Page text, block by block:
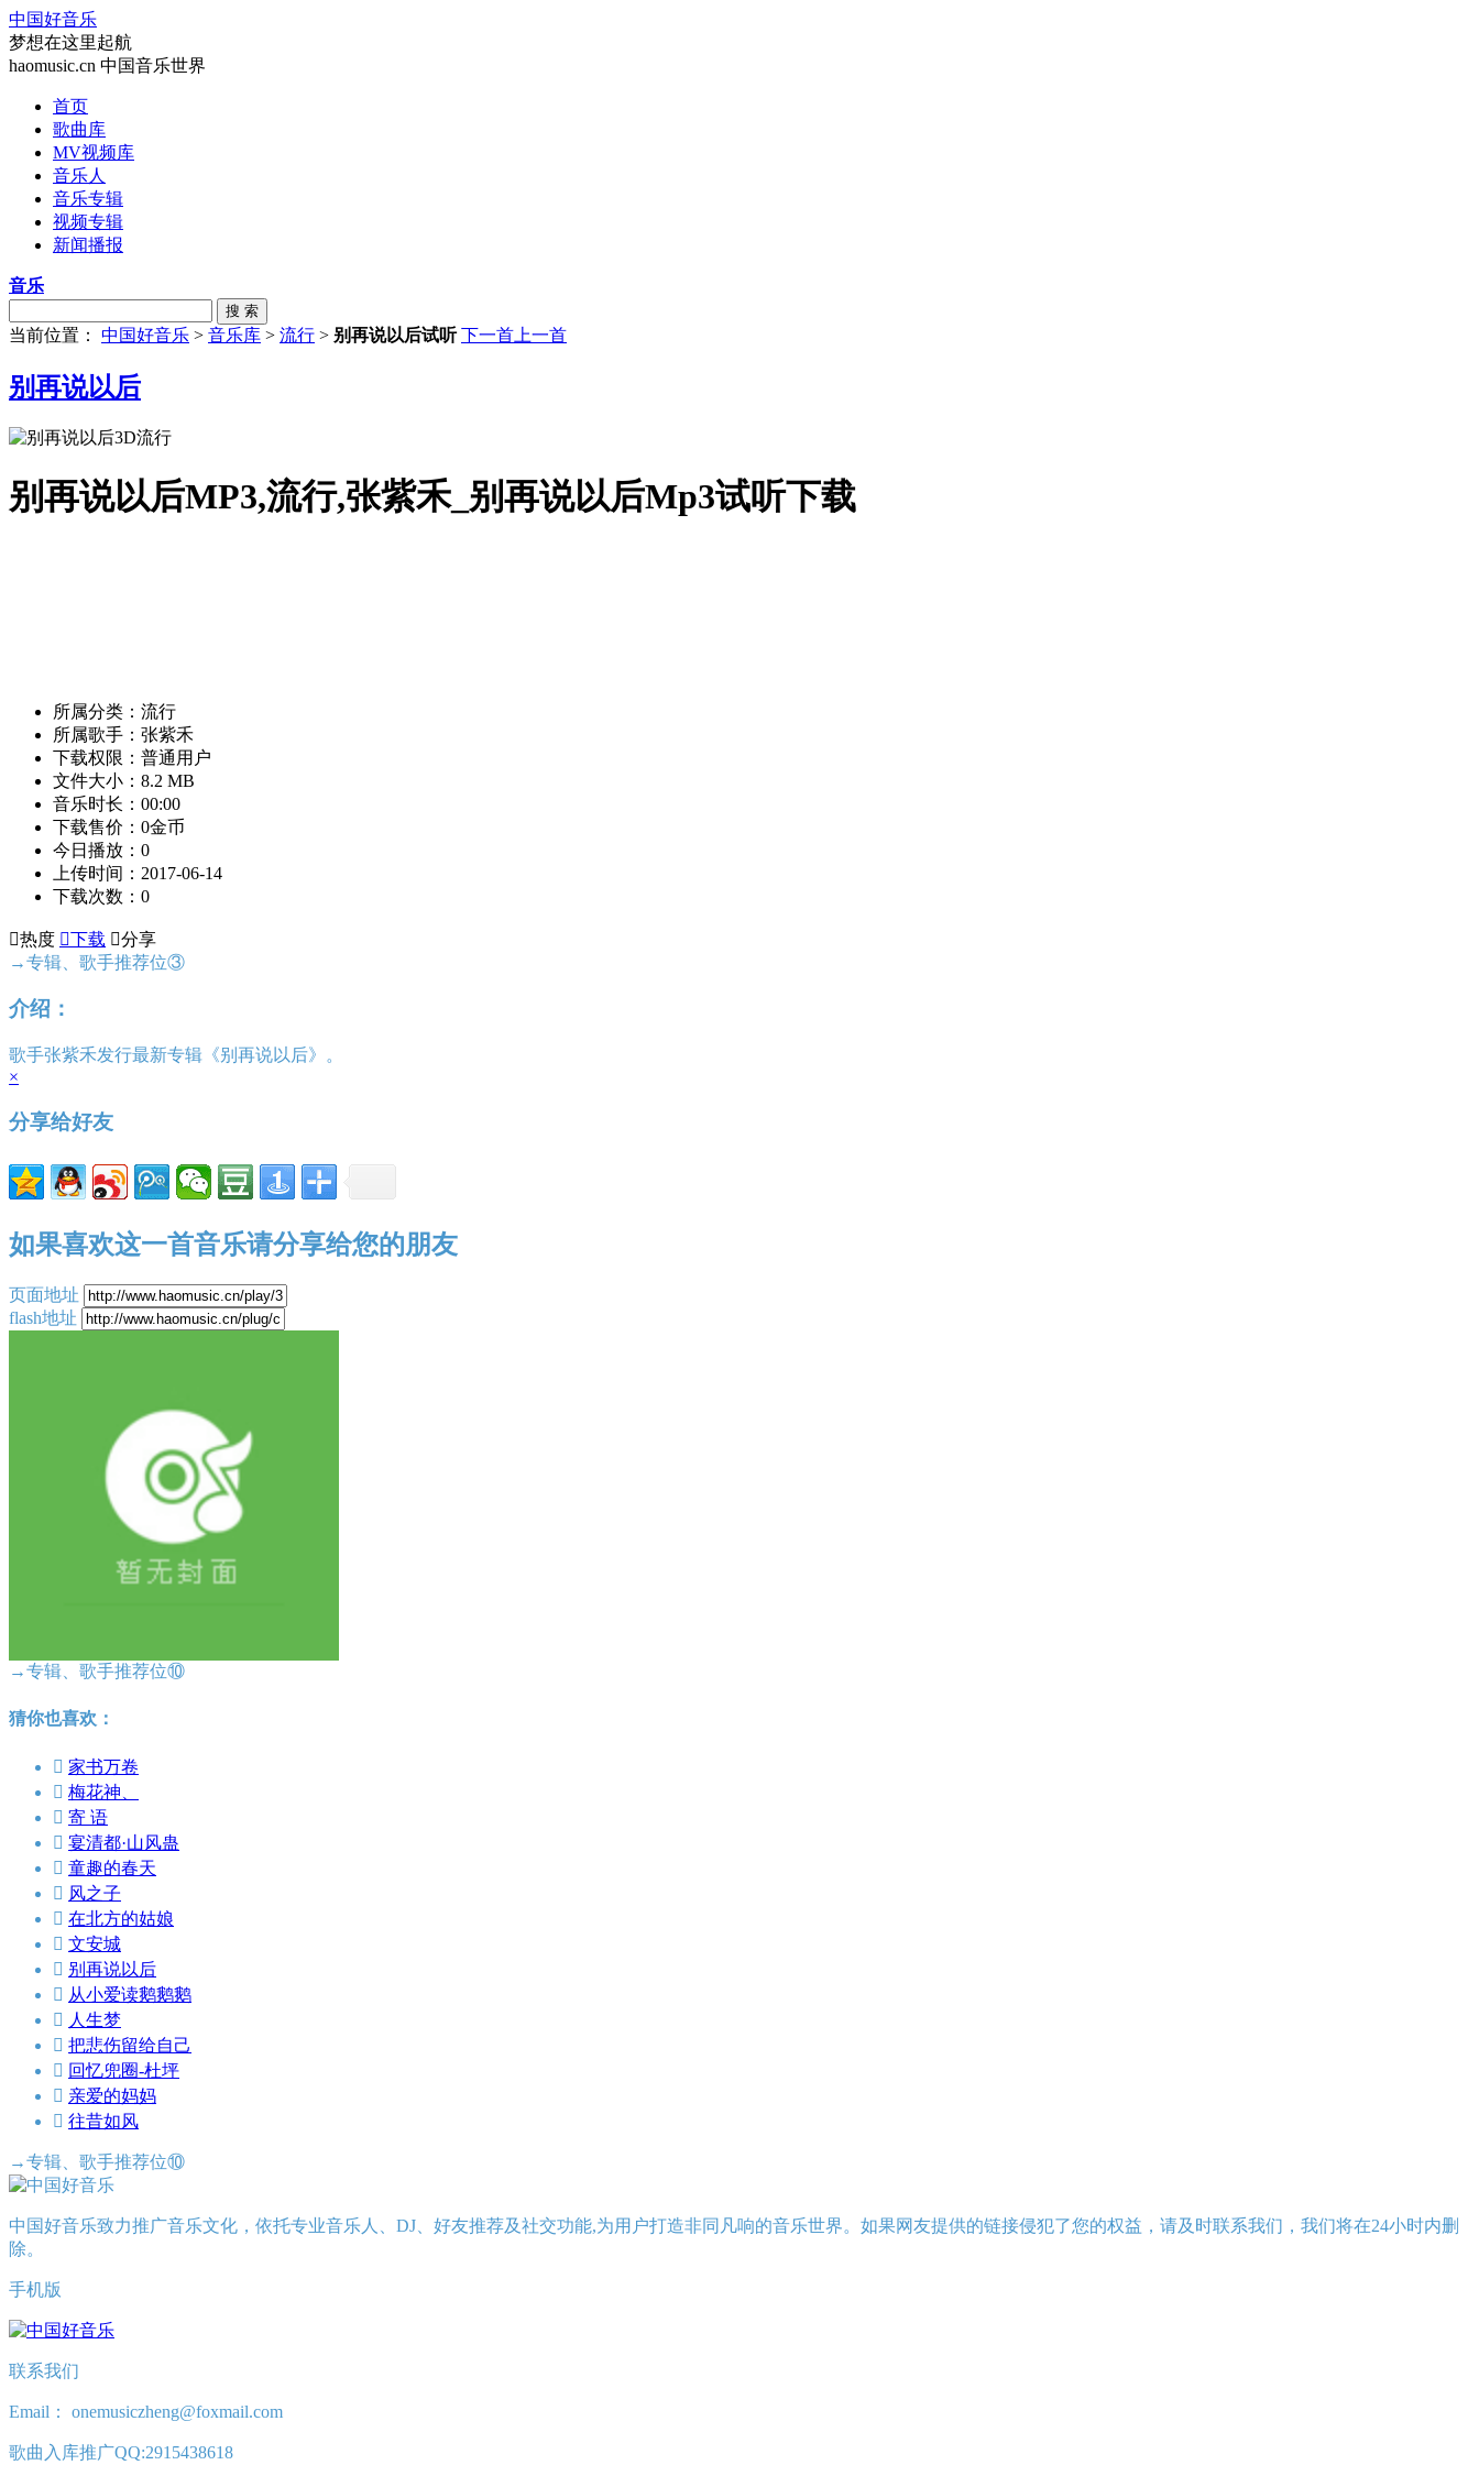
中国好音乐
梦想在这里起航
haomusic.cn 中国音乐世界
首页
歌曲库
MV视频库
音乐人
音乐专辑
视频专辑
新闻播报
音乐
搜 索
当前位置： 中国好音乐 > 音乐库 > 流行 > 别再说以后试听 下一首 上一首
别再说以后
别再说以后MP3,流行,张紫禾_别再说以后Mp3试听下载
所属分类：流行
所属歌手：张紫禾
下载权限：普通用户
文件大小：8.2 MB
音乐时长：00:00
下载售价：0金币
今日播放：0
上传时间：2017-06-14
下载次数：0
热度 下载 分享
→专辑、歌手推荐位③
介绍：
歌手张紫禾发行最新专辑《别再说以后》。
×
分享给好友
如果喜欢这一首音乐请分享给您的朋友
页面地址
flash地址
→专辑、歌手推荐位⑩
猜你也喜欢：
 家书万卷
 梅花神、
 寄 语
 宴清都·山风蛊
 童趣的春天
 风之子
 在北方的姑娘
 文安城
 别再说以后
 从小爱读鹅鹅鹅
 人生梦
 把悲伤留给自己
 回忆兜圈-杜坪
 亲爱的妈妈
 往昔如风
→专辑、歌手推荐位⑩
中国好音乐致力推广音乐文化，依托专业音乐人、DJ、好友推荐及社交功能,为用户打造非同凡响的音乐世界。如果网友提供的链接侵犯了您的权益，请及时联系我们，我们将在24小时内删
除。
手机版
联系我们
Email： onemusiczheng@foxmail.com
歌曲入库推广QQ:2915438618